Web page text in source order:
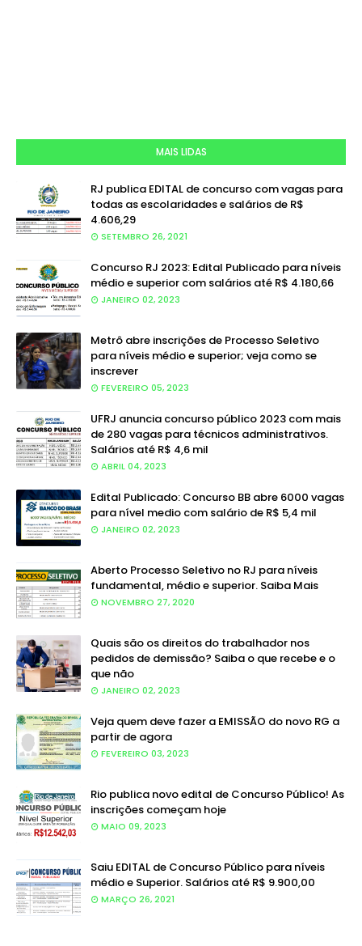
MAIS LIDAS
RJ publica EDITAL de concurso com vagas para
todas as escolaridades e salários de R$
4.606,29
SETEMBRO 26, 2021
Concurso RJ 2023: Edital Publicado para níveis
médio e superior com salários até R$ 4.180,66
JANEIRO 02, 2023
Metrô abre inscrições de Processo Seletivo
para níveis médio e superior; veja como se
inscrever
FEVEREIRO 05, 2023
UFRJ anuncia concurso público 2023 com mais
de 280 vagas para técnicos administrativos.
Salários até R$ 4,6 mil
ABRIL 04, 2023
Edital Publicado: Concurso BB abre 6000 vagas
para nível medio com salário de R$ 5,4 mil
JANEIRO 02, 2023
Aberto Processo Seletivo no RJ para níveis
fundamental, médio e superior. Saiba Mais
NOVEMBRO 27, 2020
Quais são os direitos do trabalhador nos
pedidos de demissão? Saiba o que recebe e o
que não
JANEIRO 02, 2023
Veja quem deve fazer a EMISSÃO do novo RG a
partir de agora
FEVEREIRO 03, 2023
Rio publica novo edital de Concurso Público! As
inscrições começam hoje
MAIO 09, 2023
Saiu EDITAL de Concurso Público para níveis
médio e Superior. Salários até R$ 9.900,00
MARÇO 26, 2021